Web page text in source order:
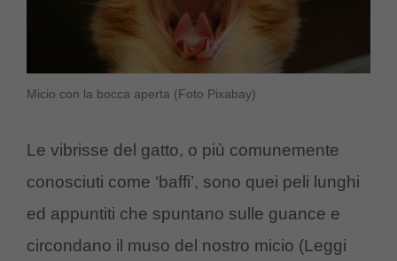
Micio con la bocca aperta (Foto Pixabay)
Le vibrisse del gatto, o più comunemente
conosciuti come ‘baffi’, sono quei peli lunghi
ed appuntiti che spuntano sulle guance e
circondano il muso del nostro micio (Leggi